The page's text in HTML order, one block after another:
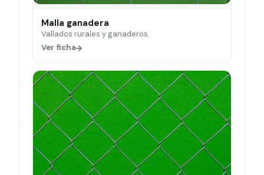
Malla ganadera
Vallados rurales y ganaderos.
Ver ficha